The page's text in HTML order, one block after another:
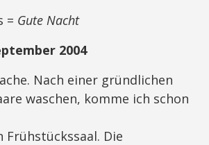
= Gute Nacht
2004
Nach einer gründlichen
waschen, komme ich schon
Frühstückssaal. Die